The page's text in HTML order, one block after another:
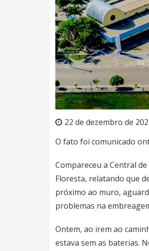
22 de dezembro de
O fato foi comunicado
Compareceu a Central
Floresta, relatando que
próximo ao muro,
problemas na
Ontem, ao irem ao
estava sem as baterias.